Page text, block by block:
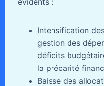
Intensification
gestion des
déficits
la précarité
Baisse des